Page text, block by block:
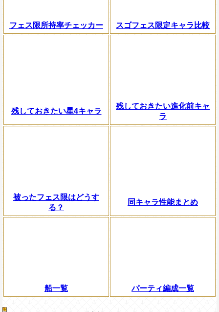
フェス限所持率チェッカー スゴフェス限定キャラ比較
残しておきたい星4キャラ
残しておきたい進化前キャ
ラ
被ったフェス限はどうす
る？
同キャラ性能まとめ
船一覧 パーティ編成一覧